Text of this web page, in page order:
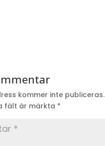
kommer inte publiceras.
fält är märkta *